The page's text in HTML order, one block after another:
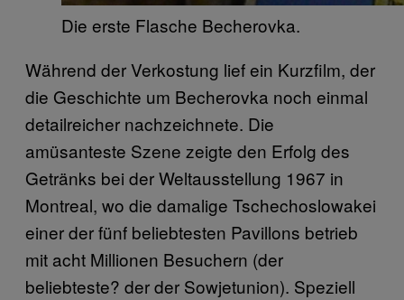
Die erste Flasche Becherovka.
Während der Verkostung lief ein Kurzfilm, der
die Geschichte um Becherovka noch einmal
detailreicher nachzeichnete. Die
amüsanteste Szene zeigte den Erfolg des
Getränks bei der Weltausstellung 1967 in
Montreal, wo die damalige Tschechoslowakei
einer der fünf beliebtesten Pavillons betrieb
mit acht Millionen Besuchern (der
beliebteste? der der Sowjetunion). Speziell